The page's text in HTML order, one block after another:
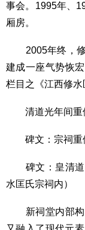
事会。1995年、
厢房。
2005年终，修
建成一座气势恢
栏目之《江西修水
清道光年间重
碑文：宗祠重
碑文：皇清道
水匡氏宗祠内）
新祠堂内部构